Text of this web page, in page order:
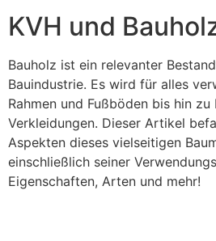
KVH und
Bauholz ist ein relevanter
Bauindustrie. Es wird für alles
Rahmen und Fußböden bis hin zu
Verkleidungen. Dieser Artikel
Aspekten dieses vielseitigen
einschließlich seiner
Eigenschaften, Arten und mehr!